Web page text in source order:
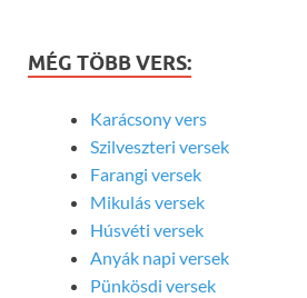
MÉG TÖBB VERS:
Karácsony vers
Szilveszteri versek
Farangi versek
Mikulás versek
Húsvéti versek
Anyák napi versek
Pünkösdi versek